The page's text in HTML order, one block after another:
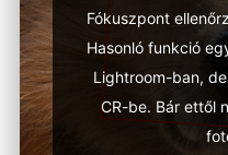
Fókuszpont
Hasonló funkció
Lightroom-ban,
CR-be. Bár ettől